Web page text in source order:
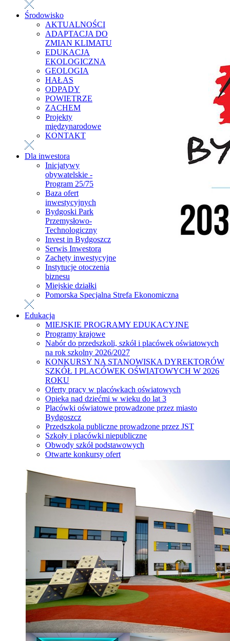
Środowisko
AKTUALNOŚCI
ADAPTACJA DO
ZMIAN KLIMATU
EDUKACJA
EKOLOGICZNA
GEOLOGIA
HAŁAS
ODPADY
POWIETRZE
ZACHEM
Projekty
międzynarodowe
KONTAKT
Dla inwestora
Inicjatywy
obywatelskie -
Program 25/75
Baza ofert
inwestycyjnych
Bydgoski Park
Przemysłowo-
Technologiczny
Invest in Bydgoszcz
Serwis Inwestora
Zachęty inwestycyjne
Instytucje otoczenia
biznesu
Miejskie działki
Pomorska Specjalna Strefa Ekonomiczna
Edukacja
MIEJSKIE PROGRAMY EDUKACYJNE
Programy krajowe
Nabór do przedszkoli, szkół i placówek oświatowych
na rok szkolny 2026/2027
KONKURSY NA STANOWISKA DYREKTORÓW
SZKÓŁ I PLACÓWEK OŚWIATOWYCH W 2026
ROKU
Oferty pracy w placówkach oświatowych
Opieka nad dziećmi w wieku do lat 3
Placówki oświatowe prowadzone przez miasto
Bydgoszcz
Przedszkola publiczne prowadzone przez JST
Szkoły i placówki niepubliczne
Obwody szkół podstawowych
Otwarte konkursy ofert